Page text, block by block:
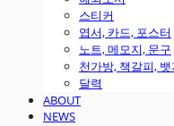
스티커
엽서, 카드, 포스터
노트, 메모지, 문구
천가방, 책갈피, 뱃
달력
ABOUT
NEWS